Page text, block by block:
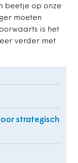
beetje op onze
moeten
is het
verder met
strategisch